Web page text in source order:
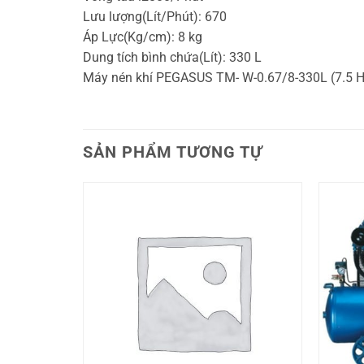
Lưu lượng(Lít/Phút): 670
Áp Lực(Kg/cm): 8 kg
Dung tích bình chứa(Lít): 330 L
Máy nén khí PEGASUS TM- W-0.67/8-330L (7.5
SẢN PHẨM TƯƠNG TỰ